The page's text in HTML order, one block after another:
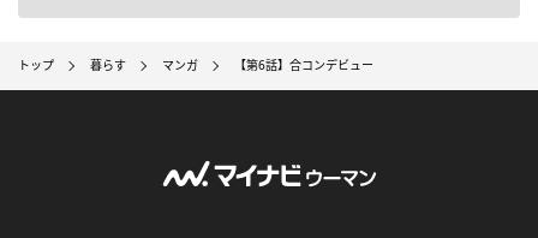
トップ 暮らす マンガ 【第6話】合コンデビュー